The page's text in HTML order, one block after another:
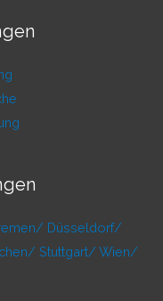
Düsseldorf/
Stuttgart/ Wien/